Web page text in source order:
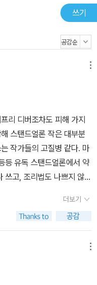
쓰기
리 디버조차도 피해 가지
스탠드얼론 작은 대부분
작가들의 고질병 같다. 마
등 유독 스탠드얼론에서 약
쓰고, 조리법도 나쁘지 않
사들이 과대광고하는 책들
탓에 아쉬움이 남는다. 아
것도 아닌 매우 어중간한
애한다고 느낄 만큼 극찬
례가 온 것 같다. 유후후-
공격해온다. 경호팀은 가
더보기